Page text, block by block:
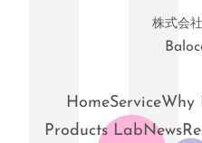
株式会
HomeServiceWhy
Products LabNews